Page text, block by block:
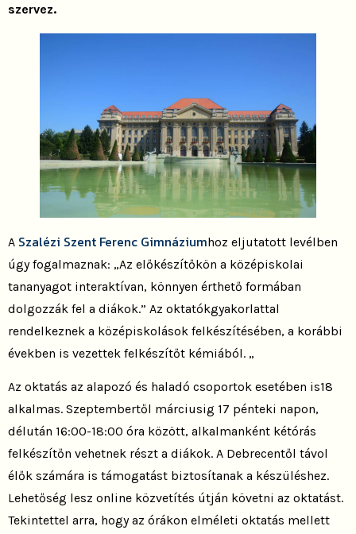
szervez.
A Szalézi Szent Ferenc Gimnáziumhoz eljutatott levélben
úgy fogalmaznak: „Az előkészítőkön a középiskolai
tananyagot interaktívan, könnyen érthető formában
dolgozzák fel a diákok.” Az oktatókgyakorlattal
rendelkeznek a középiskolások felkészítésében, a korábbi
években is vezettek felkészítőt kémiából. „
Az oktatás az alapozó és haladó csoportok esetében is18
alkalmas. Szeptembertől márciusig 17 pénteki napon,
délután 16:00-18:00 óra között, alkalmanként kétórás
felkészítőn vehetnek részt a diákok. A Debrecentől távol
élők számára is támogatást biztosítanak a készüléshez.
Lehetőség lesz online közvetítés útján követni az oktatást.
Tekintettel arra, hogy az órákon elméleti oktatás mellett